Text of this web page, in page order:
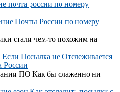
Почты России по номеру
стали чем-то похожим на
Если Посылка не Отслеживается
России
ПО Как бы слаженно ни